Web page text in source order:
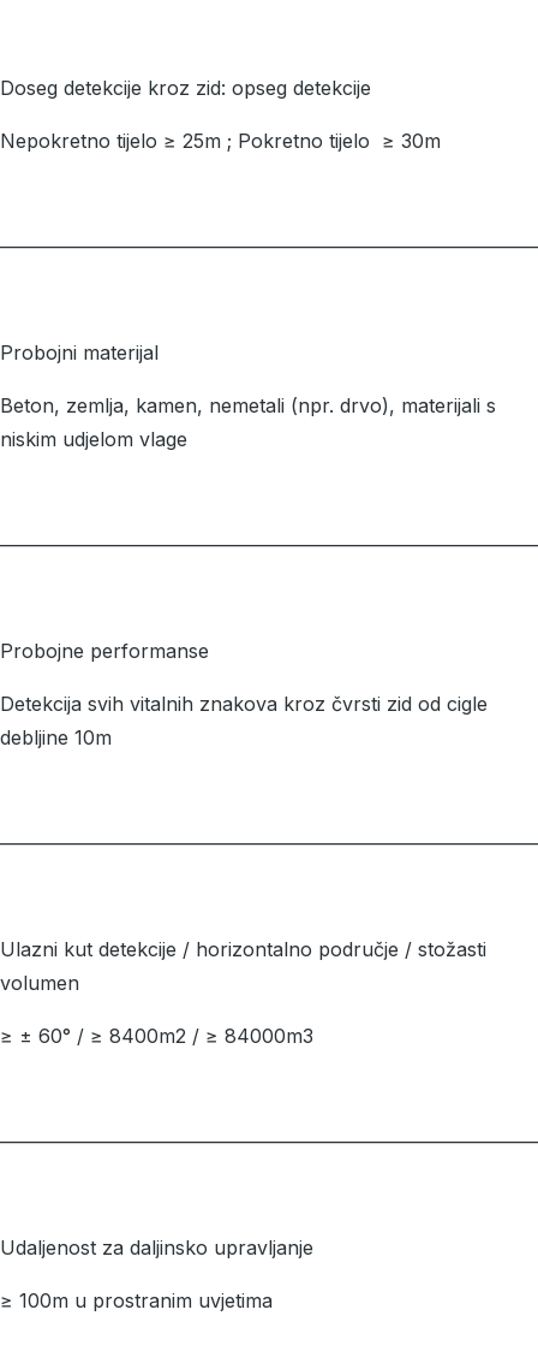
Doseg detekcije kroz zid: opseg detekcije
Nepokretno tijelo ≥ 25m ; Pokretno tijelo ≥ 30m
Probojni materijal
Beton, zemlja, kamen, nemetali (npr. drvo), materijali s
niskim udjelom vlage
Probojne performanse
Detekcija svih vitalnih znakova kroz čvrsti zid od cigle
debljine 10m
Ulazni kut detekcije / horizontalno područje / stožasti
volumen
≥ ± 60° / ≥ 8400m2 / ≥ 84000m3
Udaljenost za daljinsko upravljanje
≥ 100m u prostranim uvjetima